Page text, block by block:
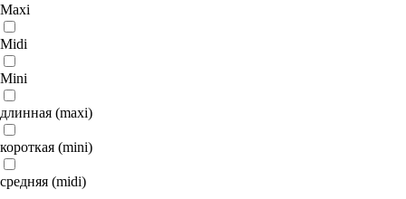
Maxi
Midi
Mini
длинная (maxi)
короткая (mini)
средняя (midi)